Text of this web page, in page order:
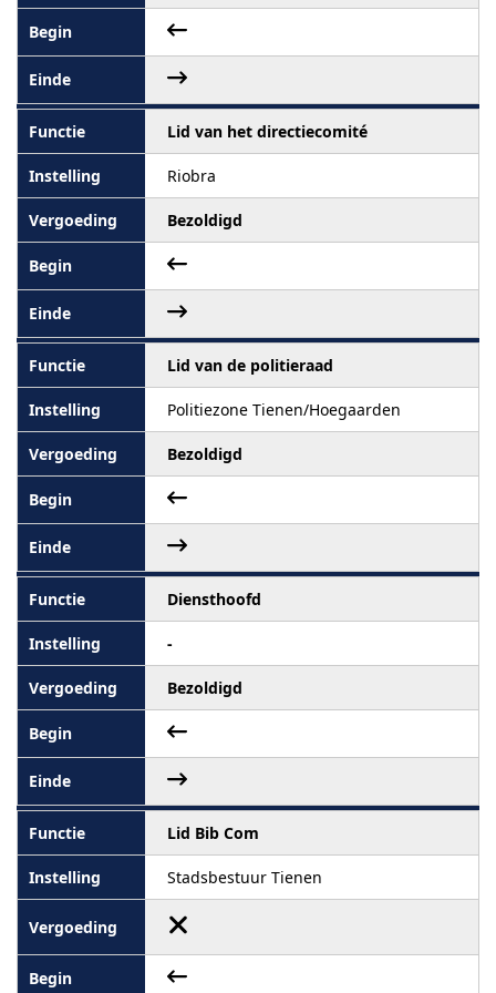
Lid van het directiecomité
Riobra
Bezoldigd
Lid van de politieraad
Politiezone Tienen/Hoegaarden
Bezoldigd
Diensthoofd
-
Bezoldigd
Lid Bib Com
Stadsbestuur Tienen